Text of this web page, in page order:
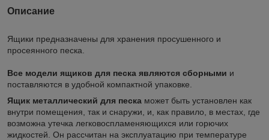
Описание
Ящики предназначены для хранения просушенного и
просеянного песка.
Все модели ящиков для песка являются сборными и
поставляются в удобной компактной упаковке.
Ящик металлический для песка может быть установлен как
внутри помещения, так и снаружи, и, как правило, в местах, где
возможна утечка легковоспламеняющихся или горючих
жидкостей. Он рассчитан на эксплуатацию при температуре